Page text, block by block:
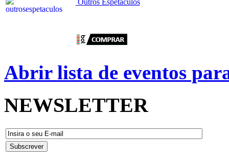
Abrir lista de eventos
NEWSLETTER